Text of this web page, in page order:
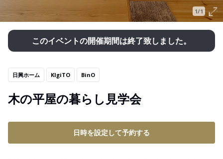
1/1
このイベントの開催期間は終了致しました。
日興ホーム KIgiTO BinO
木の平屋の暮らし見学会
日時を設定して予約する